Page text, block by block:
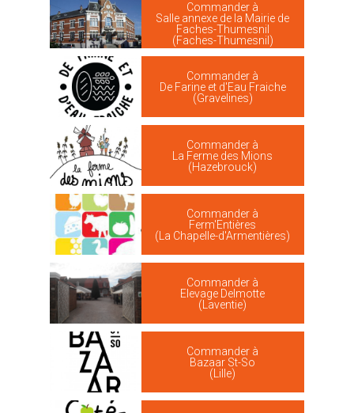
Commander à
Salle annexe de la Mairie de
Faches-Thumesnil
(Faches-Thumesnil)
Commander à
De Farine et d'Eau Fraiche
(Gravelines)
Commander à
La Ferme des Mions
(Hazebrouck)
Commander à
Ferm'Entières
(La Chapelle-d'Armentières)
Commander à
Elevage Delmotte
(Laventie)
Commander à
Bazaar St-So
(Lille)